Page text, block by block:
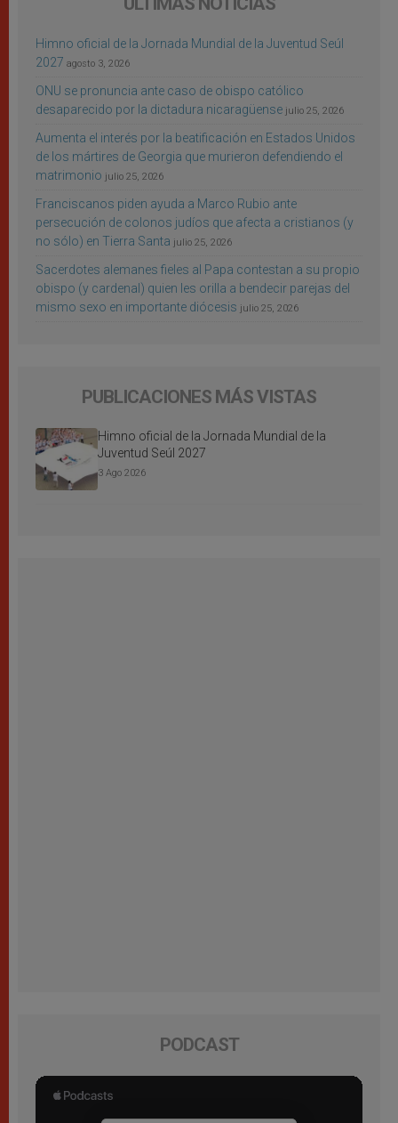
Himno oficial de la Jornada Mundial de la Juventud Seúl
2027 agosto 3, 2026
ONU se pronuncia ante caso de obispo católico
desaparecido por la dictadura nicaragüense julio 25, 2026
Aumenta el interés por la beatificación en Estados Unidos
de los mártires de Georgia que murieron defendiendo el
matrimonio julio 25, 2026
Franciscanos piden ayuda a Marco Rubio ante
persecución de colonos judíos que afecta a cristianos (y
no sólo) en Tierra Santa julio 25, 2026
Sacerdotes alemanes fieles al Papa contestan a su propio
obispo (y cardenal) quien les orilla a bendecir parejas del
mismo sexo en importante diócesis julio 25, 2026
PUBLICACIONES MÁS VISTAS
Himno oficial de la Jornada Mundial de la
Juventud Seúl 2027
3 Ago 2026
PODCAST